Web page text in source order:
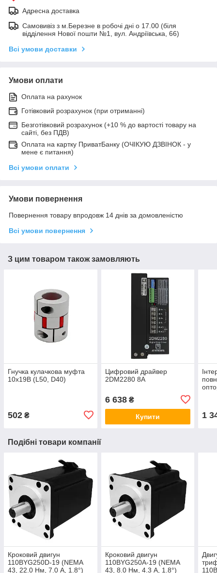
Адресна доставка
Самовивіз з м.Березне в робочі дні о 17.00 (біля
відділення Нової пошти №1, вул. Андріївська, 66)
Всі умови доставки
Умови оплати
Оплата на рахунок
Готівковий розрахунок (при отриманні)
Безготівковий розрахунок (+10 % до вартості товару на
сайті, без ПДВ)
Оплата на картку ПриватБанку (ОЧІКУЮ ДЗВІНОК - у
мене є питання)
Всі умови оплати
Умови повернення
Повернення товару впродовж 14 днів за домовленістю
Всі умови повернення
З цим товаром також замовляють
Гнучка кулачкова муфта
10х19В (L50, D40)
502 ₴
Цифровий драйвер
2DM2280 8А
6 638₴
Купити 1
Подібні товари компанії
Кроковий двигун
110BYG250D-19 (NEMA
43, 22.0 Нм, 7.0 А, 1.8°)
Кроковий двигун
110BYG250A-19 (NEMA
43, 8.0 Нм, 4.3 А, 1.8°)